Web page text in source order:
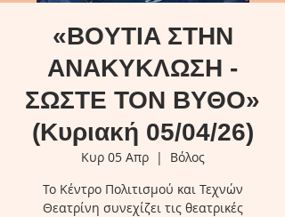
«BOYTIA ΣΤΗΝ
ΑΝΑΚΥΚΛΩΣΗ -
ΣΩΣΤΕ ΤΟΝ ΒΥΘΟ»
(Κυριακή 05/04/26)
Κυρ 05 Απρ
  |
Βόλος
Το Κέντρο Πολιτισμού και Τεχνών
Θεατρίνη συνεχίζει τις θεατρικές